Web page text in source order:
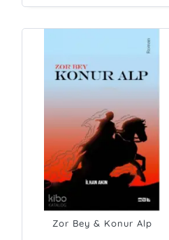
Zor Bey & Konur Alp